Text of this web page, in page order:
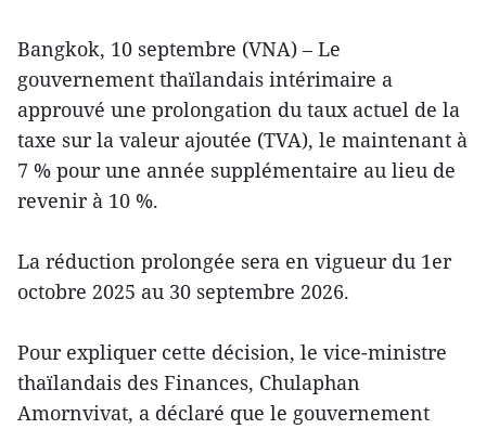
Bangkok, 10 septembre (VNA) – Le
gouvernement thaïlandais intérimaire a
approuvé une prolongation du taux actuel de la
taxe sur la valeur ajoutée (TVA), le maintenant à
7 % pour une année supplémentaire au lieu de
revenir à 10 %.
La réduction prolongée sera en vigueur du 1er
octobre 2025 au 30 septembre 2026.
Pour expliquer cette décision, le vice-ministre
thaïlandais des Finances, Chulaphan
Amornvivat, a déclaré que le gouvernement